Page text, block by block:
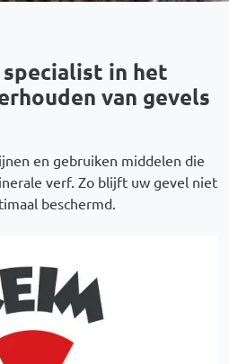
in het
van gevels
en gebruiken middelen die
verf. Zo blijft uw gevel niet
beschermd.